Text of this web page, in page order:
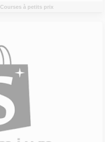
Courses à petits prix